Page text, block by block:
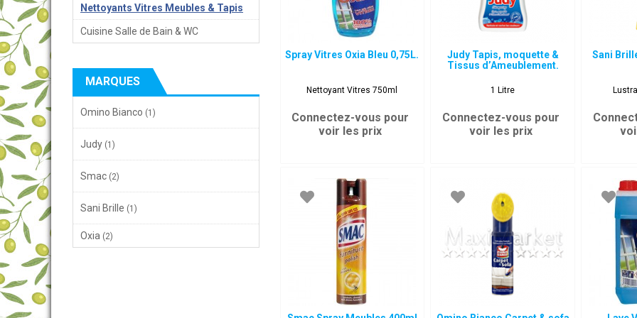
Nettoyants Vitres Meubles & Tapis
Cuisine Salle de Bain & WC
MARQUES
Omino Bianco (1)
Judy (1)
Smac (2)
Sani Brille (1)
Oxia (2)
Spray Vitres Oxia Bleu 0,75L.
Nettoyant Vitres 750ml
Connectez-vous pour
voir les prix
Judy Tapis, moquette &
Tissus d’Ameublement.
1 Litre
Connectez-vous pour
voir les prix
Sani